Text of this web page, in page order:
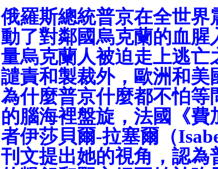
俄羅斯總統普京在全世界
動了對鄰國烏克蘭的血腥
量烏克蘭人被迫走上逃亡
譴責和製裁外，歐洲和美
為什麼普京什麼都不怕等
的腦海裡盤旋，法國《費
者伊莎貝爾-拉塞爾（
刊文提出她的視角，認為